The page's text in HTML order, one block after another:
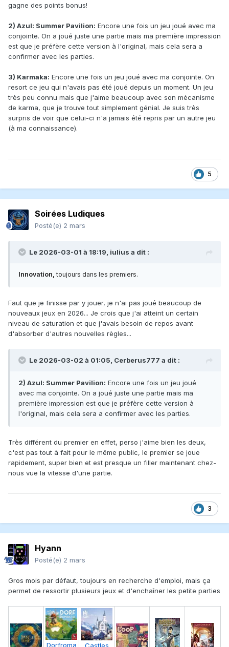
gagne des points bonus!
2) Azul: Summer Pavilion: Encore une fois un jeu joué avec ma
conjointe. On a joué juste une partie mais ma première impression
est que je préfère cette version à l'original, mais cela sera a
confirmer avec les parties.
3) Karmaka: Encore une fois un jeu joué avec ma conjointe. On
resort ce jeu qui n'avais pas été joué depuis un moment. Un jeu
très peu connu mais que j'aime beaucoup avec son mécanisme
de karma, que je trouve tout simplement génial. Je suis très
surpris de voir que celui-ci n'a jamais été repris par un autre jeu
(à ma connaissance).
5
Soirées Ludiques
Posté(e) 2 mars
Le 2026-03-01 à 18:19, iulius a dit :
Innovation,toujours dans les premiers.
Faut que je finisse par y jouer, je n'ai pas joué beaucoup de
nouveaux jeux en 2026... Je crois que j'ai atteint un certain
niveau de saturation et que j'avais besoin de repos avant
d'absorber d'autres nouvelles règles...
Le 2026-03-02 à 01:05, Cerberus777 a dit :
2) Azul: Summer Pavilion: Encore une fois un jeu joué
avec ma conjointe. On a joué juste une partie mais ma
première impression est que je préfère cette version à
l'original, mais cela sera a confirmer avec les parties.
Très différent du premier en effet, perso j'aime bien les deux,
c'est pas tout à fait pour le même public, le premier se joue
rapidement, super bien et est presque un filler maintenant chez-
nous vue la vitesse d'une partie.
3
Hyann
Posté(e) 2 mars
Gros mois par défaut, toujours en recherche d'emploi, mais ça
permet de ressortir plusieurs jeux et d'enchaîner les petite parties
Dorfroma